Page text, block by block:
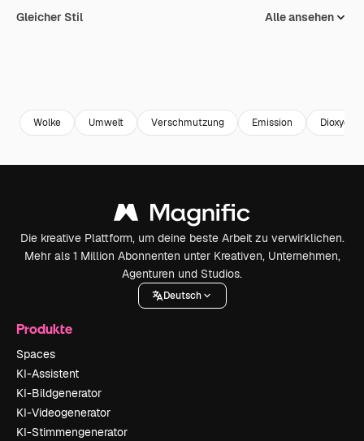
Gleicher Stil Alle ansehen
Wolke Umwelt Verschmutzung Emission Dioxyd
Die kreative Plattform, um deine beste Arbeit zu verwirklichen.
Mehr als 1 Million Abonnenten unter Kreativen, Unternehmen,
Agenturen und Studios.
Deutsch
Produkte
Spaces
KI-Assistent
KI-Bildgenerator
KI-Videogenerator
KI-Stimmengenerator